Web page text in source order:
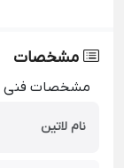
مشخصات
مشخصات فنی
نام لاتین